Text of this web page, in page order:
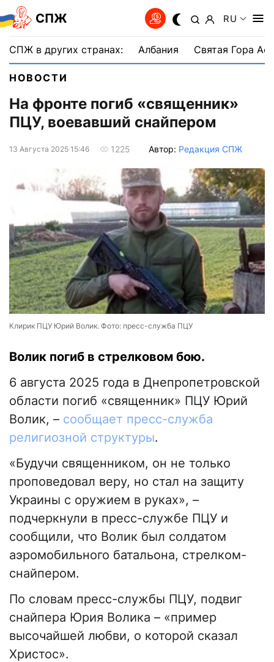
СПЖ RU
СПЖ в других странах: Албания Святая Гора
НОВОСТИ
На фронте погиб «священник»
ПЦУ, воевавший снайпером
13 Августа 2025 15:46 1225 Автор: Редакция СПЖ
Клирик ПЦУ Юрий Волик. Фото: пресс-служба ПЦУ
Волик погиб в стрелковом бою.
6 августа 2025 года в Днепропетровской
области погиб «священник» ПЦУ Юрий
Волик, – сообщает пресс-служба
религиозной структуры.
«Будучи священником, он не только
проповедовал веру, но стал на защиту
Украины с оружием в руках», –
подчеркнули в пресс-службе ПЦУ и
сообщили, что Волик был солдатом
аэромобильного батальона, стрелком-
снайпером.
По словам пресс-службы ПЦУ, подвиг
снайпера Юрия Волика – «пример
высочайшей любви, о которой сказал
Христос».